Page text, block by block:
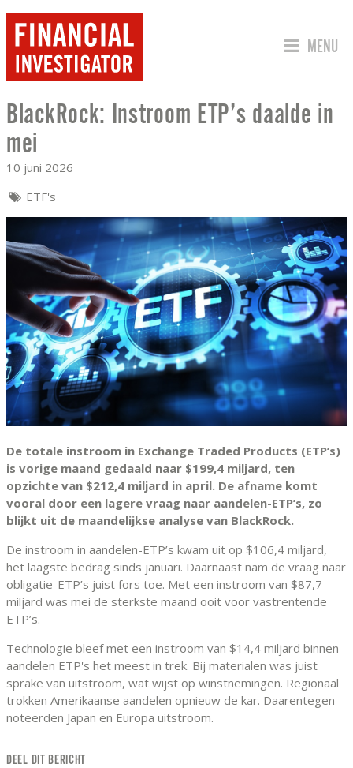
SPRING
MENU
BLACKROCK: INSTROOM ETP’S
BlackRock: Instroom ETP’s daalde in
mei
10 juni 2026
ETF's
De totale instroom in Exchange Traded Products (ETP’s)
is vorige maand gedaald naar $199,4 miljard, ten
opzichte van $212,4 miljard in april. De afname komt
vooral door een lagere vraag naar aandelen-ETP’s, zo
blijkt uit de maandelijkse analyse van BlackRock.
De instroom in aandelen-ETP’s kwam uit op $106,4 miljard,
het laagste bedrag sinds januari. Daarnaast nam de vraag naar
obligatie-ETP’s juist fors toe. Met een instroom van $87,7
miljard was mei de sterkste maand ooit voor vastrentende
ETP’s.
Technologie bleef met een instroom van $14,4 miljard binnen
aandelen ETP's het meest in trek. Bij materialen was juist
sprake van uitstroom, wat wijst op winstnemingen. Regionaal
trokken Amerikaanse aandelen opnieuw de kar. Daarentegen
noteerden Japan en Europa uitstroom.
DEEL DIT BERICHT